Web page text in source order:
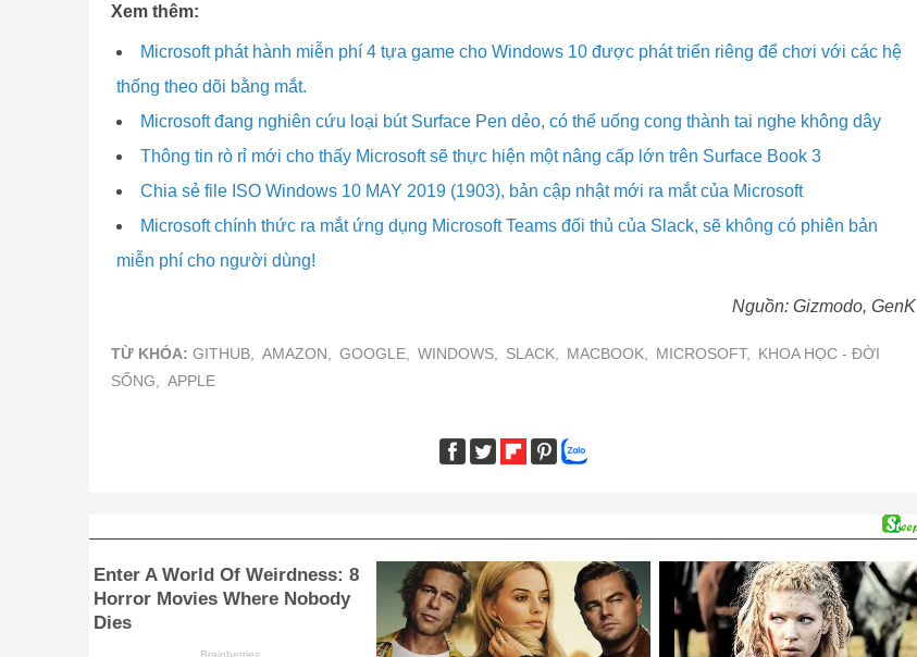
Xem thêm:
Microsoft phát hành miễn phí 4 tựa game cho Windows 10 được phát triển riêng để chơi với các hệ
thống theo dõi bằng mắt.
Microsoft đang nghiên cứu loại bút Surface Pen dẻo, có thể uống cong thành tai nghe không dây
Thông tin rò rỉ mới cho thấy Microsoft sẽ thực hiện một nâng cấp lớn trên Surface Book 3
Chia sẻ file ISO Windows 10 MAY 2019 (1903), bản cập nhật mới ra mắt của Microsoft
Microsoft chính thức ra mắt ứng dụng Microsoft Teams đối thủ của Slack, sẽ không có phiên bản
miễn phí cho người dùng!
Nguồn: Gizmodo, GenK
TỪ KHÓA: GITHUB, AMAZON, GOOGLE, WINDOWS, SLACK, MACBOOK, MICROSOFT,
KHOA HỌC - ĐỜI
SỐNG,
APPLE